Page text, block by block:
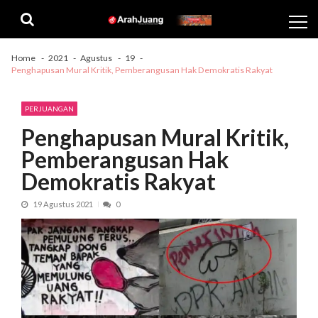
navigation
content
Home 2021 Agustus
19
Penghapusan Mural Kritik, Pemberangusan Hak Demokratis Rakyat
PERJUANGAN
Penghapusan Mural Kritik,
Pemberangusan Hak
Demokratis Rakyat
19 Agustus 2021 0